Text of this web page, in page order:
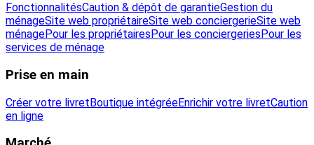
FonctionnalitésCaution & dépôt de garantieGestion du
ménageSite web propriétaireSite web conciergerieSite web
ménagePour les propriétaires Pour les conciergeries Pour les
services de ménage
Prise en main
Créer votre livretBoutique intégréeEnrichir votre livretCaution
en ligne